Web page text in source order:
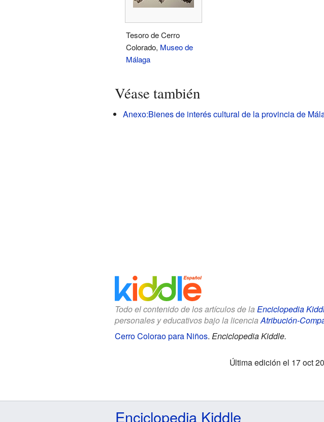
Tesoro de Cerro
Colorado, Museo de
Málaga
Véase también
Anexo:Bienes de interés cultural de la provincia de
Todo el contenido de los artículos de la Enciclopedia
personales y educativos bajo la licencia Atribución-
Cerro Colorao para Niños. Enciclopedia Kiddle.
Última edición el 17 oct
Enciclopedia Kiddle